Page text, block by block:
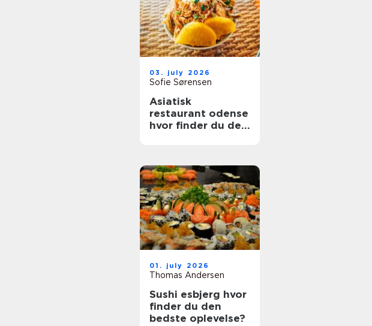
03. july 2026
Sofie Sørensen
Asiatisk
restaurant odense
hvor finder du de
01. july 2026
Thomas Andersen
Sushi esbjerg hvor
finder du den
bedste oplevelse?